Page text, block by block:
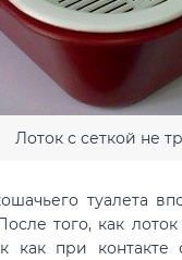
Лоток с сеткой не
туалета
того, как
как при